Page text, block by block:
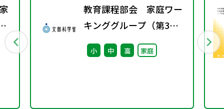
教育課程部会 家庭ワー
キンググループ（第3
回） 配付資料
小 中 高 家庭